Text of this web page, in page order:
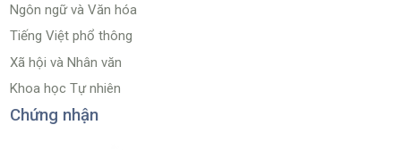
Ngôn ngữ và Văn hóa
Tiếng Việt phổ thông
Xã hội và Nhân văn
Khoa học Tự nhiên
Chứng nhận